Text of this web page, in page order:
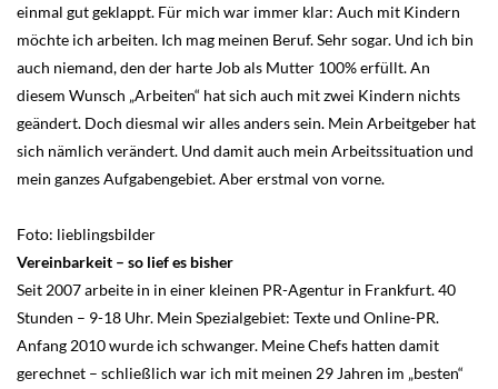
einmal gut geklappt. Für mich war immer klar: Auch mit Kindern
möchte ich arbeiten. Ich mag meinen Beruf. Sehr sogar. Und ich bin
auch niemand, den der harte Job als Mutter 100% erfüllt. An
diesem Wunsch „Arbeiten“ hat sich auch mit zwei Kindern nichts
geändert. Doch diesmal wir alles anders sein. Mein Arbeitgeber hat
sich nämlich verändert. Und damit auch mein Arbeitssituation und
mein ganzes Aufgabengebiet. Aber erstmal von vorne.
Foto: lieblingsbilder
Vereinbarkeit – so lief es bisher
Seit 2007 arbeite in in einer kleinen PR-Agentur in Frankfurt. 40
Stunden – 9-18 Uhr. Mein Spezialgebiet: Texte und Online-PR.
Anfang 2010 wurde ich schwanger. Meine Chefs hatten damit
gerechnet – schließlich war ich mit meinen 29 Jahren im „besten“